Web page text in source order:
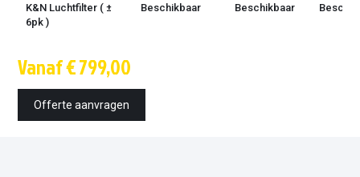
K&N Luchtfilter ( ±
6pk )
Beschikbaar Beschikbaar
Montage tijd
Vanaf € 799,00
Offerte aanvragen